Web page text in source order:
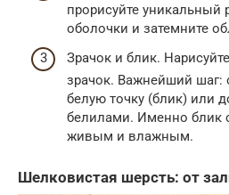
прорисуйте уникальный
оболочки и затемните
Зрачок и блик.
зрачок. Важнейший шаг:
белую точку (блик) или
белилами. Именно блик
живым и влажным.
Шелковистая шерсть: от